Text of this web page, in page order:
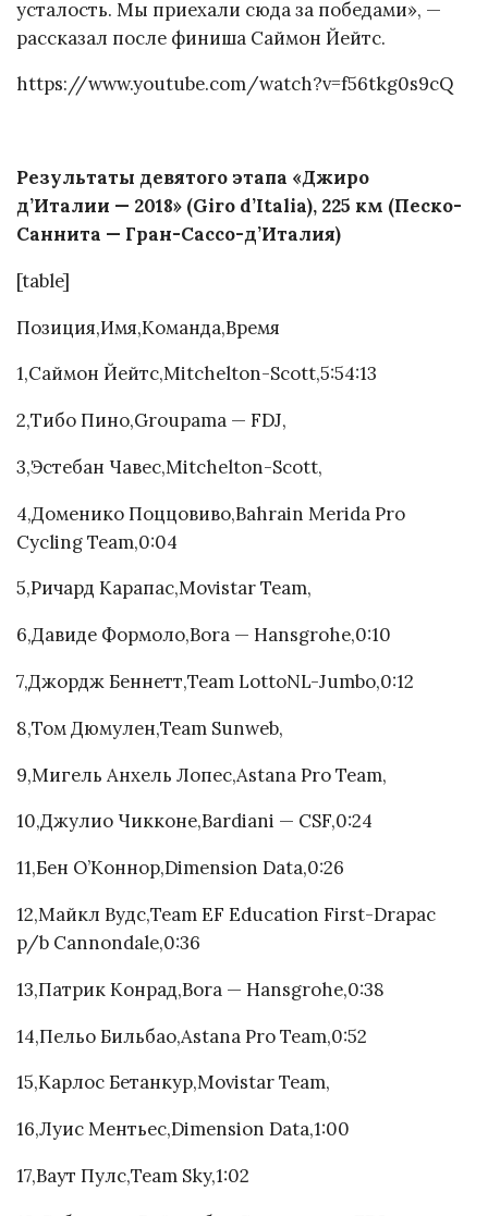
усталость. Мы приехали сюда за победами», —
рассказал после финиша Саймон Йейтс.
https://www.youtube.com/watch?v=f56tkg0s9cQ
Результаты девятого этапа «Джиро
д’Италии — 2018» (Giro d’Italia), 225 км (Песко-
Саннита — Гран-Сассо-д’Италия)
[table]
Позиция,Имя,Команда,Время
1,Саймон Йейтс,Mitchelton-Scott,5:54:13
2,Тибо Пино,Groupama — FDJ,
3,Эстебан Чавес,Mitchelton-Scott,
4,Доменико Поццовиво,Bahrain Merida Pro
Cycling Team,0:04
5,Ричард Карапас,Movistar Team,
6,Давиде Формоло,Bora — Hansgrohe,0:10
7,Джордж Беннетт,Team LottoNL-Jumbo,0:12
8,Том Дюмулен,Team Sunweb,
9,Мигель Анхель Лопес,Astana Pro Team,
10,Джулио Чикконе,Bardiani — CSF,0:24
11,Бен О’Коннор,Dimension Data,0:26
12,Майкл Вудс,Team EF Education First-Drapac
p/b Cannondale,0:36
13,Патрик Конрад,Bora — Hansgrohe,0:38
14,Пельо Бильбао,Astana Pro Team,0:52
15,Карлос Бетанкур,Movistar Team,
16,Луис Ментьес,Dimension Data,1:00
17,Ваут Пулс,Team Sky,1:02